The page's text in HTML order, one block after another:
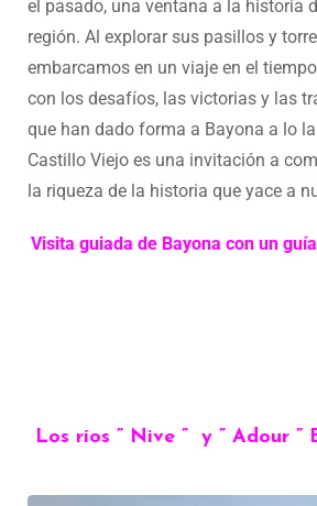
el pasado, una ventana a la historia
región. Al explorar sus pasillos y
embarcamos en un viaje en el
con los desafíos, las victorias y las
que han dado forma a Bayona a lo
Castillo Viejo es una invitación a
la riqueza de la historia que yace a
Visita guiada de Bayona con un
Los ríos ” Nive ” y ” Adour ”